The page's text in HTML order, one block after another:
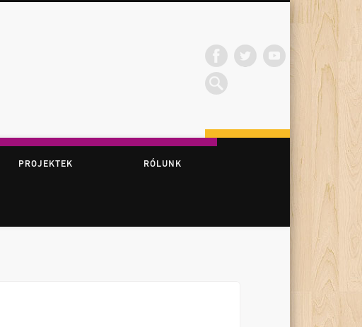
PROJEKTEK RÓLUNK